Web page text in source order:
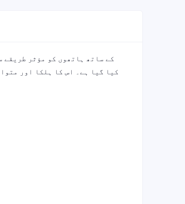
کیا گیا ہے۔ اس کا ہلکا اور